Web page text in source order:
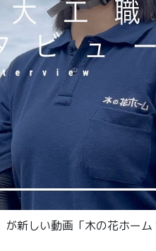
新しい動画「木の花ホー